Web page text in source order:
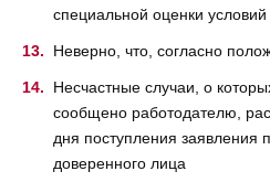
специальной оценки
Неверно, что, согласно
Несчастные случаи, о
сообщено работодателю,
дня поступления заявления
доверенного лица